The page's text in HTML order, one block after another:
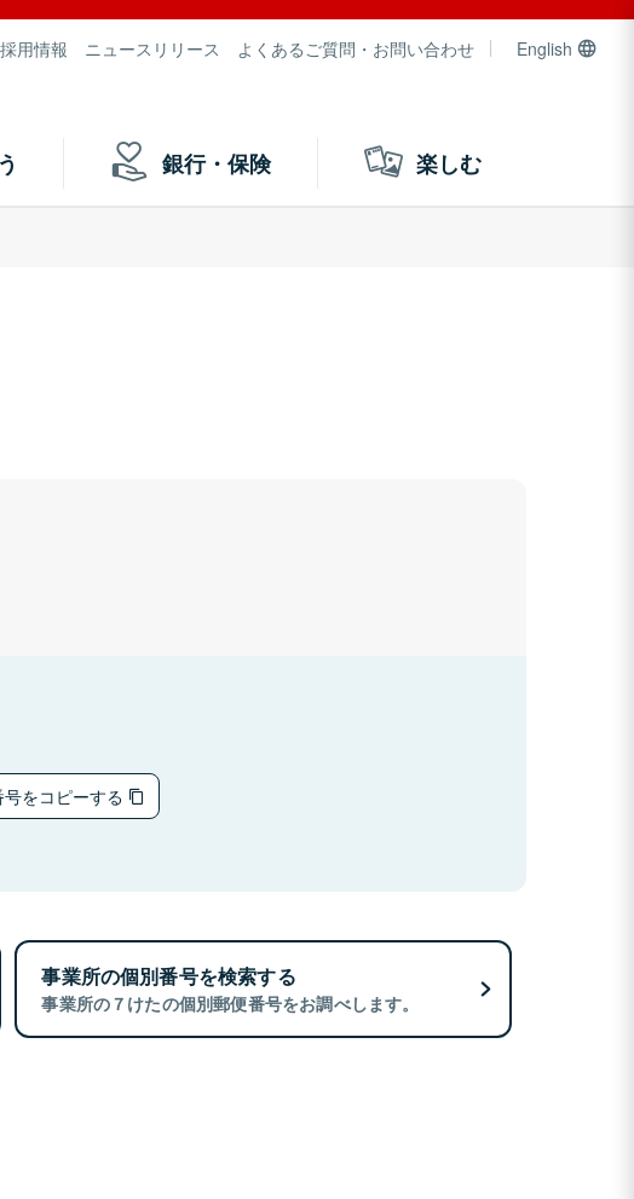
採用情報 ニュースリリース よくあるご質問・お問い合わせ English
銀行・保険 楽しむ
をコピーする
事業所の個別番号を検索する
事業所の７けたの個別郵便番号をお調べします。